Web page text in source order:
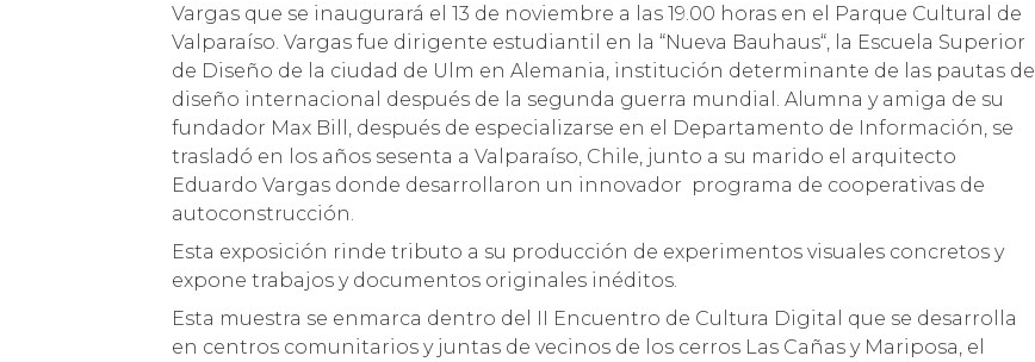
Vargas que se inaugurará el 13 de noviembre a las 19.00 horas en el Parque Cultural de
Valparaíso. Vargas fue dirigente estudiantil en la “Nueva Bauhaus“, la Escuela Superior
de Diseño de la ciudad de Ulm en Alemania, institución determinante de las pautas del
diseño internacional después de la segunda guerra mundial. Alumna y amiga de su
fundador Max Bill, después de especializarse en el Departamento de Información, se
trasladó en los años sesenta a Valparaíso, Chile, junto a su marido el arquitecto
Eduardo Vargas donde desarrollaron un innovador programa de cooperativas de
autoconstrucción.
Esta exposición rinde tributo a su producción de experimentos visuales concretos y
expone trabajos y documentos originales inéditos.
Esta muestra se enmarca dentro del II Encuentro de Cultura Digital que se desarrolla
en centros comunitarios y juntas de vecinos de los cerros Las Cañas y Mariposa, el